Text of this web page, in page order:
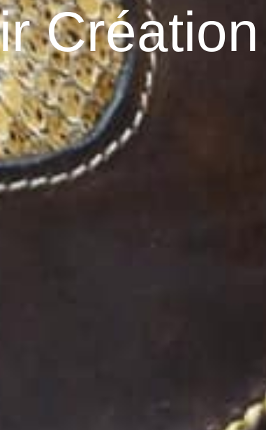
Création